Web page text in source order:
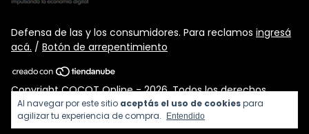
Al navegar por este sitio aceptás el uso de cookiespara
agilizar tu experiencia de compra.
Entendido
Defensa de las y los consumidores. Para reclamos ingresá
acá. / Botón de arrepentimiento
Copyright COCOT Online - 2026. Todos los derechos
reservados.